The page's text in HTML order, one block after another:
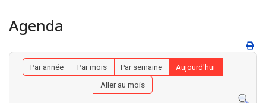
Agenda
Par année Par mois Par semaine
Aujourd'hui
Aller au mois